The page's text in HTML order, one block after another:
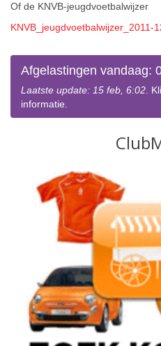
Of de KNVB-jeugdvoetbalwijzer
KNVB_jeugdvoetbalwijzer_2011-
Afgelastingen vandaag:
Laatste update: 15 feb, 6:02.
informatie.